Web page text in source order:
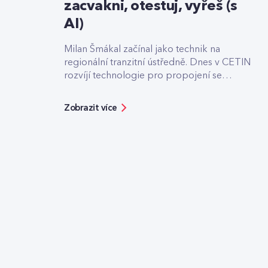
zacvakni, otestuj, vyřeš (s
AI)
Milan Šmákal začínal jako technik na
regionální tranzitní ústředně. Dnes v CETIN
rozvíjí technologie pro propojení se
Solution Architect pro core síť má na
Zobrazit více